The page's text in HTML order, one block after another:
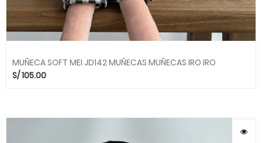
MUÑECA SOFT MEI JD142 MUÑECAS MUÑECAS IRO IRO
S/105.00